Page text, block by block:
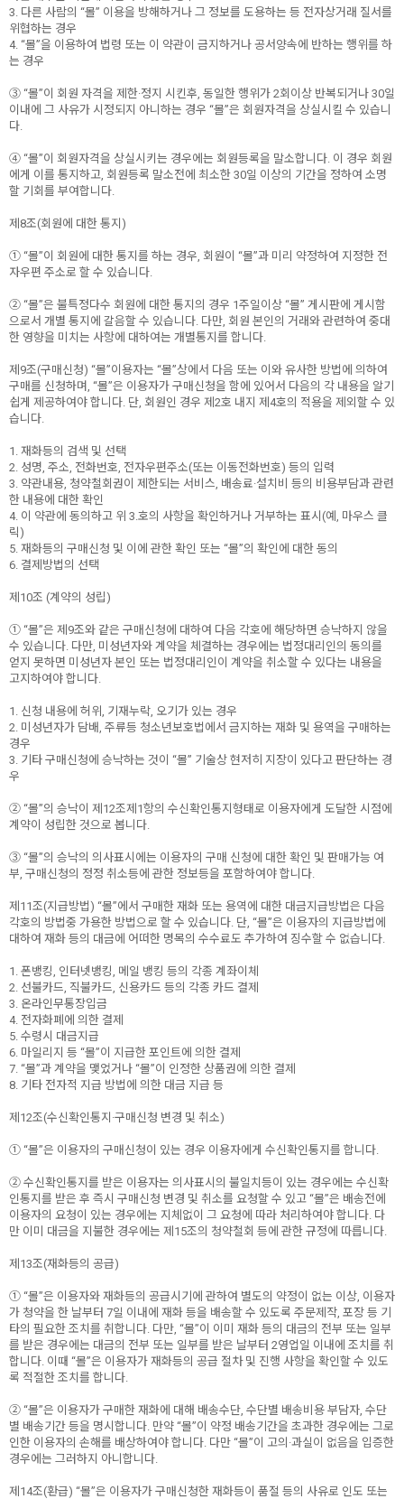
3. 다른 사람의 “몰” 이용을 방해하거나 그 정보를 도용하는 등 전자상거래 질서를
위협하는 경우
4. “몰”을 이용하여 법령 또는 이 약관이 금지하거나 공서양속에 반하는 행위를 하
는 경우
③ “몰”이 회원 자격을 제한·정지 시킨후, 동일한 행위가 2회이상 반복되거나 30일
이내에 그 사유가 시정되지 아니하는 경우 “몰”은 회원자격을 상실시킬 수 있습니
다.
④ “몰”이 회원자격을 상실시키는 경우에는 회원등록을 말소합니다. 이 경우 회원
에게 이를 통지하고, 회원등록 말소전에 최소한 30일 이상의 기간을 정하여 소명
할 기회를 부여합니다.
제8조(회원에 대한 통지)
① “몰”이 회원에 대한 통지를 하는 경우, 회원이 “몰”과 미리 약정하여 지정한 전
자우편 주소로 할 수 있습니다.
② “몰”은 불특정다수 회원에 대한 통지의 경우 1주일이상 “몰” 게시판에 게시함
으로서 개별 통지에 갈음할 수 있습니다. 다만, 회원 본인의 거래와 관련하여 중대
한 영향을 미치는 사항에 대하여는 개별통지를 합니다.
제9조(구매신청) “몰”이용자는 “몰”상에서 다음 또는 이와 유사한 방법에 의하여
구매를 신청하며, “몰”은 이용자가 구매신청을 함에 있어서 다음의 각 내용을 알기
쉽게 제공하여야 합니다. 단, 회원인 경우 제2호 내지 제4호의 적용을 제외할 수 있
습니다.
1. 재화등의 검색 및 선택
2. 성명, 주소, 전화번호, 전자우편주소(또는 이동전화번호) 등의 입력
3. 약관내용, 청약철회권이 제한되는 서비스, 배송료·설치비 등의 비용부담과 관련
한 내용에 대한 확인
4. 이 약관에 동의하고 위 3.호의 사항을 확인하거나 거부하는 표시(예, 마우스 클
릭)
5. 재화등의 구매신청 및 이에 관한 확인 또는 “몰”의 확인에 대한 동의
6. 결제방법의 선택
제10조 (계약의 성립)
① “몰”은 제9조와 같은 구매신청에 대하여 다음 각호에 해당하면 승낙하지 않을
수 있습니다. 다만, 미성년자와 계약을 체결하는 경우에는 법정대리인의 동의를
얻지 못하면 미성년자 본인 또는 법정대리인이 계약을 취소할 수 있다는 내용을
고지하여야 합니다.
1. 신청 내용에 허위, 기재누락, 오기가 있는 경우
2. 미성년자가 담배, 주류등 청소년보호법에서 금지하는 재화 및 용역을 구매하는
경우
3. 기타 구매신청에 승낙하는 것이 “몰” 기술상 현저히 지장이 있다고 판단하는 경
우
② “몰”의 승낙이 제12조제1항의 수신확인통지형태로 이용자에게 도달한 시점에
계약이 성립한 것으로 봅니다.
③ “몰”의 승낙의 의사표시에는 이용자의 구매 신청에 대한 확인 및 판매가능 여
부, 구매신청의 정정 취소등에 관한 정보등을 포함하여야 합니다.
제11조(지급방법) “몰”에서 구매한 재화 또는 용역에 대한 대금지급방법은 다음
각호의 방법중 가용한 방법으로 할 수 있습니다. 단, “몰”은 이용자의 지급방법에
대하여 재화 등의 대금에 어떠한 명목의 수수료도 추가하여 징수할 수 없습니다.
1. 폰뱅킹, 인터넷뱅킹, 메일 뱅킹 등의 각종 계좌이체
2. 선불카드, 직불카드, 신용카드 등의 각종 카드 결제
3. 온라인무통장입금
4. 전자화폐에 의한 결제
5. 수령시 대금지급
6. 마일리지 등 “몰”이 지급한 포인트에 의한 결제
7. “몰”과 계약을 맺었거나 “몰”이 인정한 상품권에 의한 결제
8. 기타 전자적 지급 방법에 의한 대금 지급 등
제12조(수신확인통지·구매신청 변경 및 취소)
① “몰”은 이용자의 구매신청이 있는 경우 이용자에게 수신확인통지를 합니다.
② 수신확인통지를 받은 이용자는 의사표시의 불일치등이 있는 경우에는 수신확
인통지를 받은 후 즉시 구매신청 변경 및 취소를 요청할 수 있고 “몰”은 배송전에
이용자의 요청이 있는 경우에는 지체없이 그 요청에 따라 처리하여야 합니다. 다
만 이미 대금을 지불한 경우에는 제15조의 청약철회 등에 관한 규정에 따릅니다.
제13조(재화등의 공급)
① “몰”은 이용자와 재화등의 공급시기에 관하여 별도의 약정이 없는 이상, 이용자
가 청약을 한 날부터 7일 이내에 재화 등을 배송할 수 있도록 주문제작, 포장 등 기
타의 필요한 조치를 취합니다. 다만, “몰”이 이미 재화 등의 대금의 전부 또는 일부
를 받은 경우에는 대금의 전부 또는 일부를 받은 날부터 2영업일 이내에 조치를 취
합니다. 이때 “몰”은 이용자가 재화등의 공급 절차 및 진행 사항을 확인할 수 있도
록 적절한 조치를 합니다.
② “몰”은 이용자가 구매한 재화에 대해 배송수단, 수단별 배송비용 부담자, 수단
별 배송기간 등을 명시합니다. 만약 “몰”이 약정 배송기간을 초과한 경우에는 그로
인한 이용자의 손해를 배상하여야 합니다. 다만 “몰”이 고의·과실이 없음을 입증한
경우에는 그러하지 아니합니다.
제14조(환급) “몰”은 이용자가 구매신청한 재화등이 품절 등의 사유로 인도 또는